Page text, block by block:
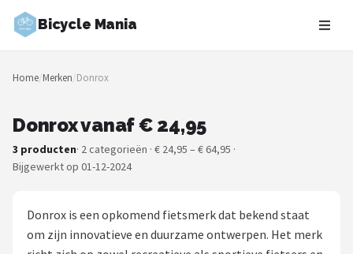
Bicycle Mania
Zoeken
NAVIGATIE
Merken
Fietsroutes
Home/Merken/Donrox
Donrox vanaf € 24,95
3 producten· 2 categorieën · € 24,95 – € 64,95 ·
Bijgewerkt op 01-12-2024
Donrox is een opkomend fietsmerk dat bekend staat
om zijn innovatieve en duurzame ontwerpen. Het merk